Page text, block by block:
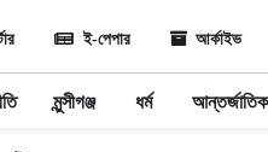
ই-পেপার আর্কাইভ
মুন্সীগঞ্জ ধর্ম আন্তর্জাতিক